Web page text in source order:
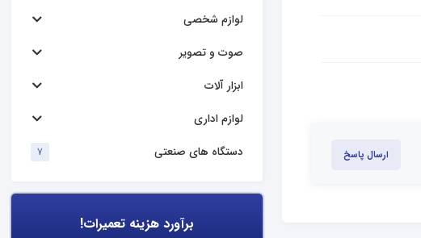
ارسال پاسخ
لوازم شخصی
صوت و تصویر
ابزار آلات
لوازم اداری
دستگاه های صنعتی
7
برآورد هزینه تعمیرات!